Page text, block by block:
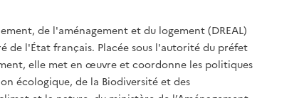
de l'aménagement et du logement (DREAL)
de l'État français. Placée sous l'autorité du préfet
elle met en œuvre et coordonne les politiques
écologique, de la Biodiversité et des